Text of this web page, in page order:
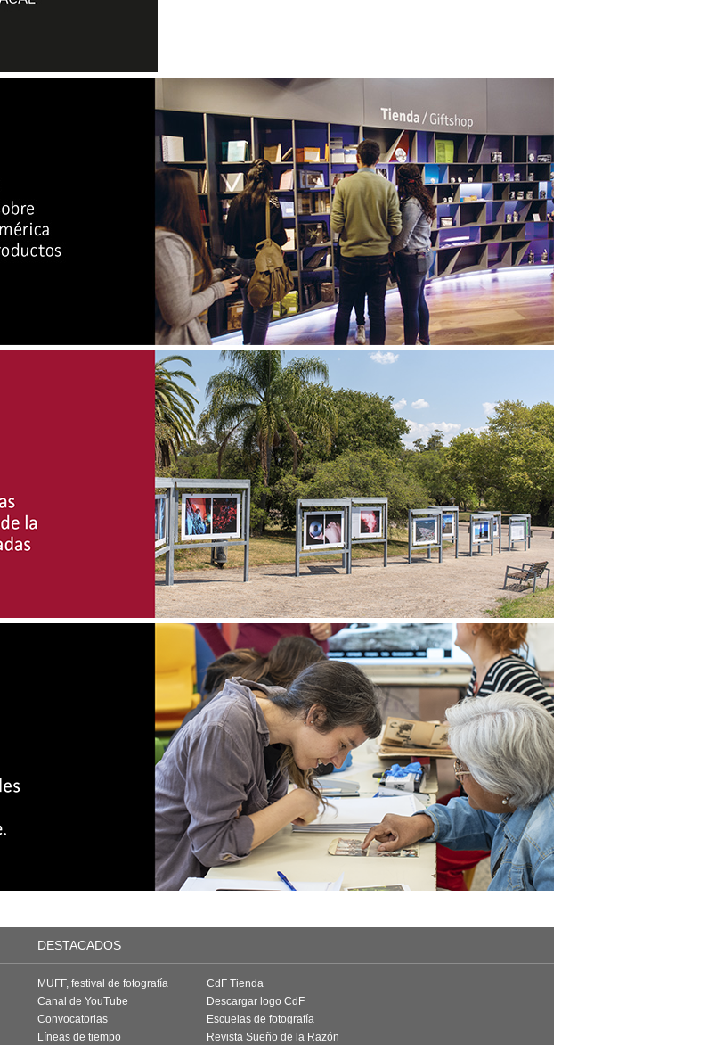
DESTACADOS
MUFF, festival de fotografía
Canal de YouTube
Convocatorias
Líneas de tiempo
CdF Tienda
Descargar logo CdF
Escuelas de fotografía
Revista Sueño de la Razón